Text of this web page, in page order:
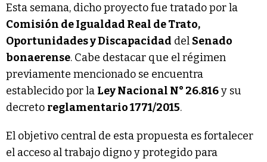
Esta semana, dicho proyecto fue tratado por la
Comisión de Igualdad Real de Trato,
Oportunidades y Discapacidad del Senado
bonaerense. Cabe destacar que el régimen
previamente mencionado se encuentra
establecido por la Ley Nacional N° 26.816y su
decreto reglamentario 1771/2015.
El objetivo central de esta propuesta es fortalecer
el acceso al trabajo digno y protegido para